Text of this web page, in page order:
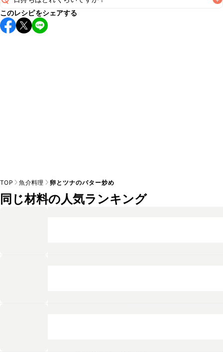
保存期間は冷蔵で翌日中が目安です。なるべくお早めにお召
し上がりください。
このレシピをシェアする
TOP 魚介料理 卵とツナのバター炒め
同じ材料の人気ランキング